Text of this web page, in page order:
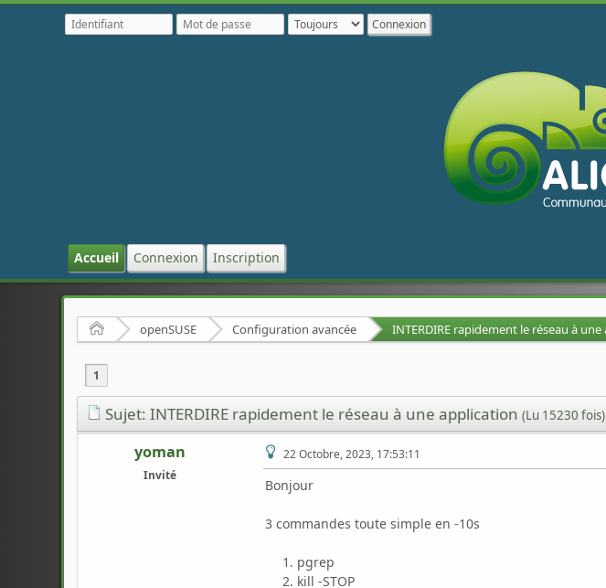
Accueil Connexion Inscription
Accueil openSUSE Configuration avancée
1
Sujet: INTERDIRE rapidement le réseau à une application(Lu 15230 fois)
yoman
Invité
22 Octobre, 2023, 17:53:11
Bonjour
3 commandes toute simple en -10s
pgrep
kill -STOP